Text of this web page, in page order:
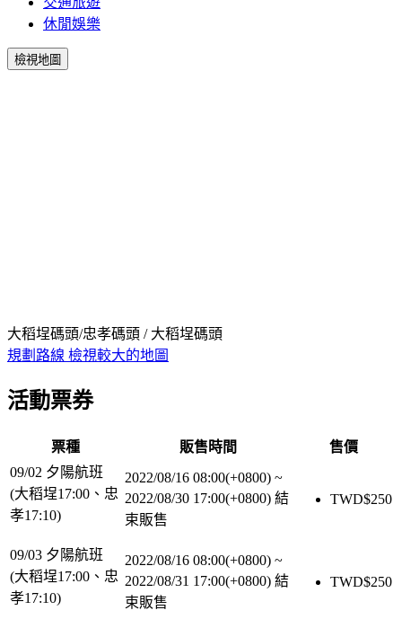
休閒娛樂
檢視地圖
大稻埕碼頭/忠孝碼頭 / 大稻埕碼頭
規劃路線 檢視較大的地圖
活動票券
票種 販售時間
售價
09/02 夕陽航班
(大稻埕17:00、忠
孝17:10)
2022/08/16 08:00(+0800) ~
2022/08/30 17:00(+0800) 結
束販售
TWD$250
09/03 夕陽航班
(大稻埕17:00、忠
孝17:10)
2022/08/16 08:00(+0800) ~
2022/08/31 17:00(+0800) 結
束販售
TWD$250